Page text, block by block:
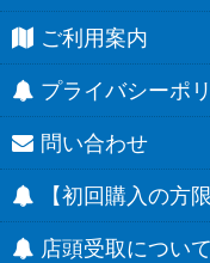
ご利用案内
プライバシーポ
問い合わせ
【初回購入の方
店頭受取について